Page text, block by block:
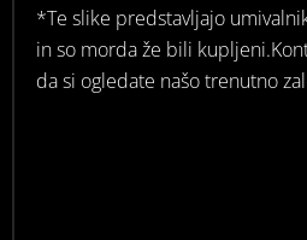
*Te slike predstavljajo
in so morda že bili
da si ogledate našo trenutno